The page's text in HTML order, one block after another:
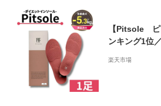
【Pitsole ピ
ンキング1位
エットシュー
楽天市場